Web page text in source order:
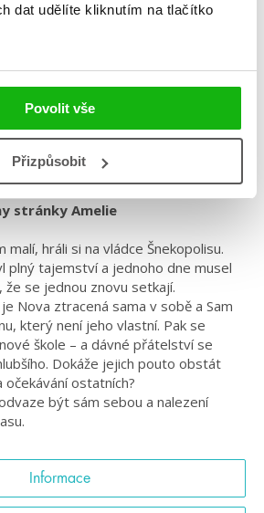
dat udělíte kliknutím na tlačítko
Povolit vše
Přizpůsobit
Contemporary
dráhy
stránky Amelie
malí, hráli si na vládce Šnekopolisu.
plný tajemství a jednoho dne musel
se jednou znovu setkají.
Nova ztracená sama v sobě a Sam
který není jeho vlastní. Pak se
škole – a dávné přátelství se
Dokáže jejich pouto obstát
ostatních?
být sám sebou a nalezení
Informace